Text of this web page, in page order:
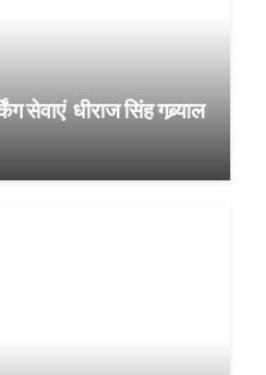
सेवाएं धीराज सिंह गब्र्याल